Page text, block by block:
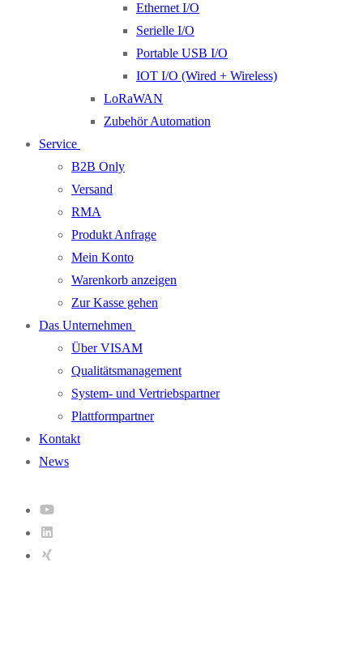
Ethernet I/O
Serielle I/O
Portable USB I/O
IOT I/O (Wired + Wireless)
LoRaWAN
Zubehör Automation
Service
B2B Only
Versand
RMA
Produkt Anfrage
Mein Konto
Warenkorb anzeigen
Zur Kasse gehen
Das Unternehmen
Über VISAM
Qualitätsmanagement
System- und Vertriebspartner
Plattformpartner
Kontakt
News